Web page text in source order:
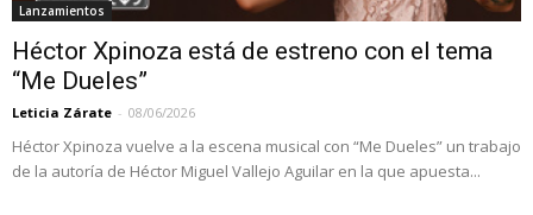
Lanzamientos
Héctor Xpinoza está de estreno con el tema
“Me Dueles”
Leticia Zárate - 08/06/2026
Héctor Xpinoza vuelve a la escena musical con “Me Dueles” un trabajo
de la autoría de Héctor Miguel Vallejo Aguilar en la que apuesta...